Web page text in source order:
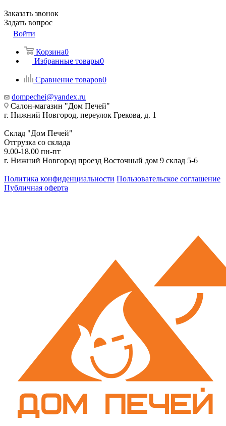
Заказать звонок
Задать вопрос
Войти
Корзина0
Избранные товары0
Сравнение товаров0
dompechei@yandex.ru
Салон-магазин "Дом Печей"
г. Нижний Новгород, переулок Грекова, д. 1
Склад "Дом Печей"
Отгрузка со склада
9.00-18.00 пн-пт
г. Нижний Новгород проезд Восточный дом 9 склад 5-6
Политика конфиденциальности Пользовательское соглашение
Публичная оферта